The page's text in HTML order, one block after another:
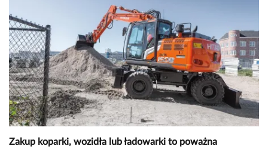
Zakup koparki, wozidła lub ładowarki to poważna